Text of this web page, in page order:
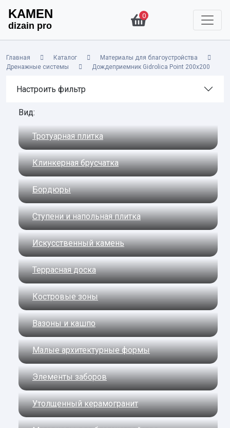
KAMEN
dizain pro
0
Главная Каталог
Материалы для благоустройства
Дренажные системы
Дождеприемник Gidrolica Point 200х200
Настроить фильтр
Вид:
Тротуарная плитка
Клинкерная брусчатка
Бордюры
Ступени и напольная плитка
Искусственный камень
Террасная доска
Костровые зоны
Вазоны и кашпо
Малые архитектурные формы
Элементы заборов
Утолщенный керамогранит